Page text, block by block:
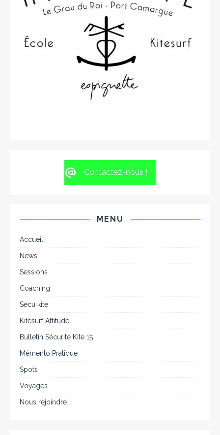
Contactez-nous !
MENU
Accueil
News
Sessions
Coaching
Sécu kite
Kitesurf Attitude
Bulletin Sécurité Kite 15
Mémento Pratique
Spots
Voyages
Nous rejoindre